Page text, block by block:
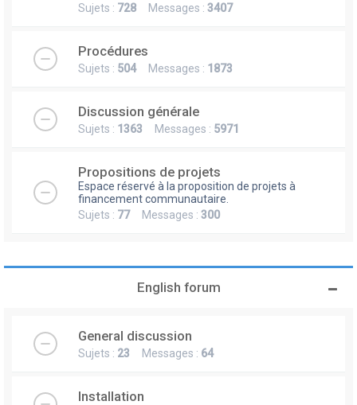
Sujets : 728 Messages : 3407
Procédures
Sujets : 504Messages : 1873
Discussion générale
Sujets : 1363 Messages : 5971
Propositions de projets
Espace réservé à la proposition de projets à
financement communautaire.
Sujets : 77Messages : 300
English forum
General discussion
Sujets : 23 Messages : 64
Installation